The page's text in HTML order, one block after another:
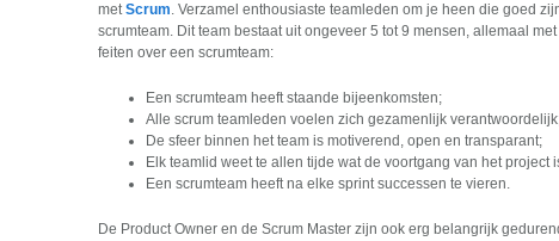
metScrum. Verzamel enthousiaste teamleden om je heen die goed
scrumteam. Dit team bestaat uit ongeveer 5 tot 9 mensen, allemaal
feiten over een scrumteam:
Een scrumteam heeft staande bijeenkomsten;
Alle scrum teamleden voelen zich gezamenlijk
De sfeer binnen het team is motiverend, open en transparant;
Elk teamlid weet te allen tijde wat de voortgang van het project
Een scrumteam heeft na elke sprint successen te vieren.
De Product Owner en de Scrum Master zijn ook erg belangrijk